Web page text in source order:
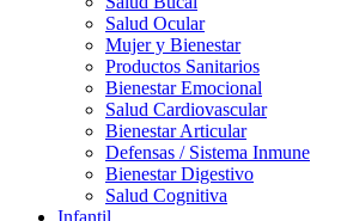
Salud Ocular
Mujer y Bienestar
Productos Sanitarios
Bienestar Emocional
Salud Cardiovascular
Bienestar Articular
Defensas / Sistema Inmune
Bienestar Digestivo
Salud Cognitiva
Infantil